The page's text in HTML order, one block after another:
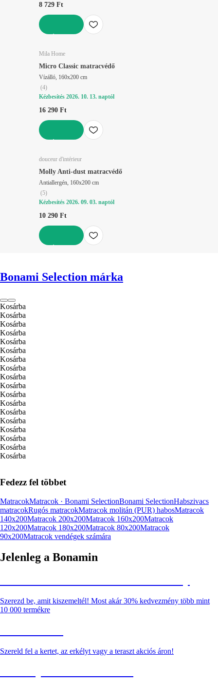
8 729 Ft
Mila Home
Micro Classic matracvédő
Vízálló, 160x200 cm
(4)
Kézbesítés 2026. 10. 13. naptól
16 290 Ft
douceur d'intérieur
Molly Anti-dust matracvédő
Antiallergén, 160x200 cm
(5)
Kézbesítés 2026. 09. 03. naptól
10 290 Ft
Bonami Selection márka
Kosárba
Kosárba
Kosárba
Kosárba
Kosárba
Kosárba
Kosárba
Kosárba
Kosárba
Kosárba
Kosárba
Kosárba
Kosárba
Kosárba
Kosárba
Kosárba
Kosárba
Kosárba
Fedezz fel többet
MatracokMatracok · Bonami SelectionBonami SelectionHabszivacs
matracokRugós matracokMatracok molitán (PUR) habosMatracok
140x200Matracok 200x200Matracok 160x200Matracok
120x200Matracok 180x200Matracok 80x200Matracok
90x200Matracok vendégek számára
Jelenleg a Bonamin
Szerezd be, amit kiszemeltél! Most akár 30% kedvezmény több mint
10 000 termékre
Szereld fel a kertet, az erkélyt vagy a teraszt akciós áron!